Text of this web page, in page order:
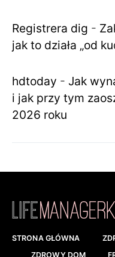
Registrera dig -
jak to działa „od
hdtoday - Jak
i jak przy tym
2026 roku
STRONA GŁÓWNA
ZDROWY DOM